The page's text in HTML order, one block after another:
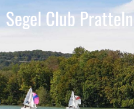
Segel Club Pratteln